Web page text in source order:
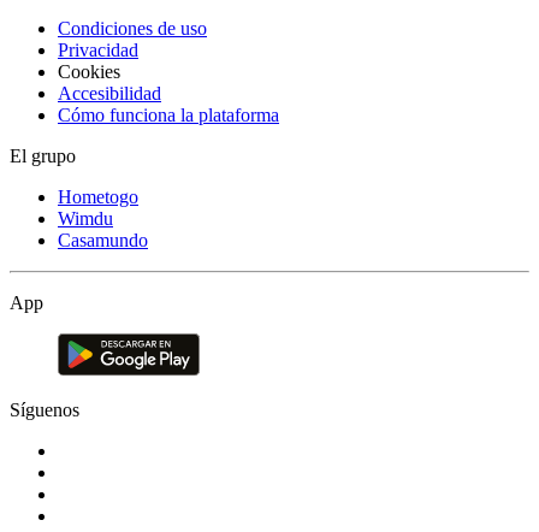
Condiciones de uso
Privacidad
Cookies
Accesibilidad
Cómo funciona la plataforma
El grupo
Hometogo
Wimdu
Casamundo
App
Síguenos